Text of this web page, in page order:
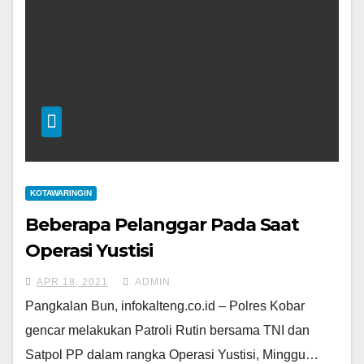
KOTAWARINGIN
Beberapa Pelanggar Pada Saat
Operasi Yustisi
APR 18, 2021 ADMIN
Pangkalan Bun, infokalteng.co.id – Polres Kobar
gencar melakukan Patroli Rutin bersama TNI dan
Satpol PP dalam rangka Operasi Yustisi, Minggu…